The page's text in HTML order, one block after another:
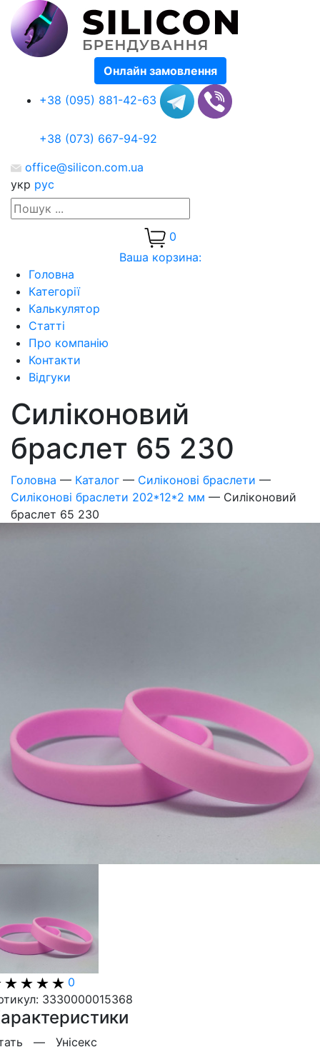
Онлайн замовлення
+38 (095) 881-42-63
+38 (073) 667-94-92
office@silicon.com.ua
укр рус
0
Ваша корзина:
Головна
Категорії
Калькулятор
Статті
Про компанію
Контакти
Відгуки
Силіконовий
браслет 65 230
Головна — Каталог — Силіконові браслети —
Силіконові браслети 202*12*2 мм — Силіконовий
браслет 65 230
0
3330000015368
— Унісекс